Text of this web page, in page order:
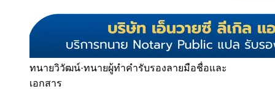
ทนายวิวัฒน์·ทนายผู้ทำคำรับรองลายมือชื่อและ
เอกสาร